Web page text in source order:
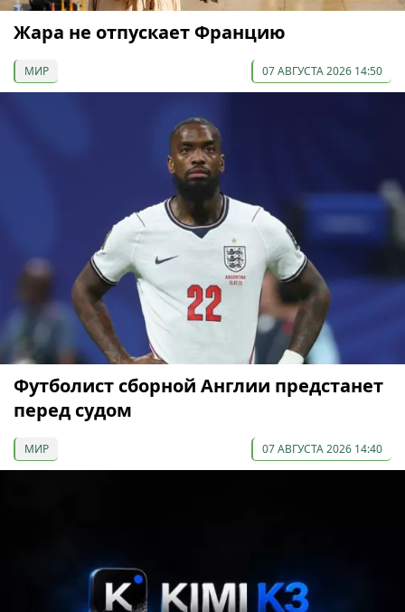
Жара не отпускает Францию
МИР 07 АВГУСТА 2026 14:50
Футболист сборной Англии предстанет
перед судом
МИР 07 АВГУСТА 2026 14:40